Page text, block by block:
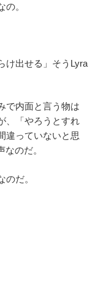
。
け出せる」そうLyra
で内面と言う物は
、「やろうとすれ
違っていないと思
のだ。
だ。